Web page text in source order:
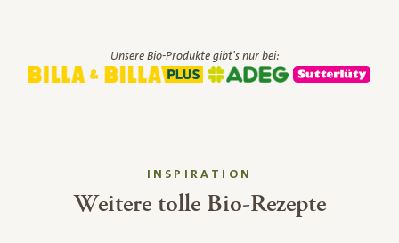
Unsere Bio-Produkte gibt's nur bei:
INSPIRATION
Weitere tolle Bio-Rezepte